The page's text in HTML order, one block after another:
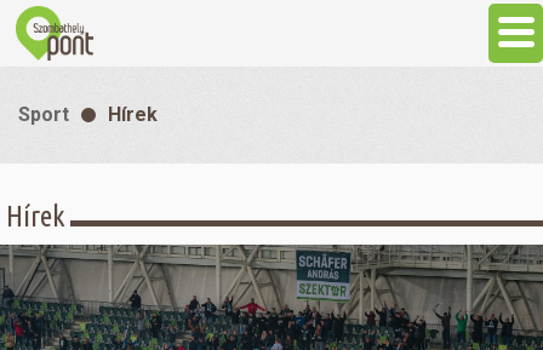
Látnivalók
Gasztronómia
Sport Hírek
Hírek